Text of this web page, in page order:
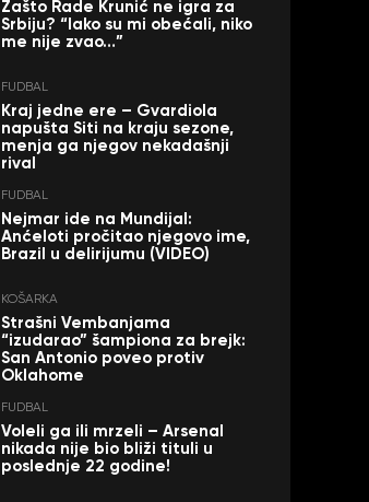
Zašto Rade Krunić ne igra za
Srbiju? “Iako su mi obećali, niko
me nije zvao…”
FUDBAL
Kraj jedne ere – Gvardiola
napušta Siti na kraju sezone,
menja ga njegov nekadašnji
rival
FUDBAL
Nejmar ide na Mundijal:
Anćeloti pročitao njegovo ime,
Brazil u delirijumu (VIDEO)
KOŠARKA
Strašni Vembanjama
“izudarao” šampiona za brejk:
San Antonio poveo protiv
Oklahome
FUDBAL
Voleli ga ili mrzeli – Arsenal
nikada nije bio bliži tituli u
poslednje 22 godine!